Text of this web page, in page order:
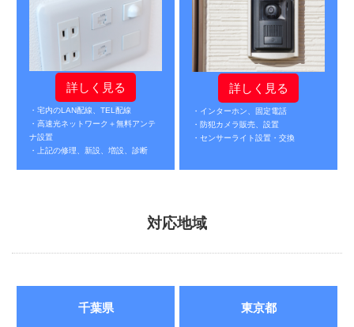
詳しく見る
・宅内のLAN配線、TEL配線
・高速光ネットワーク＋無料アンテ
ナ設置
・上記の修理、新設、増設、診断
詳しく見る
・インターホン、固定電話
・防犯カメラ販売、設置
・センサーライト設置・交換
対応地域
千葉県 東京都